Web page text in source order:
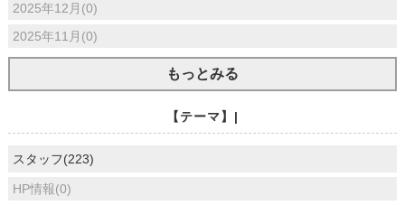
2025年12月(0)
2025年11月(0)
もっとみる
【テーマ】|
スタッフ(223)
HP情報(0)